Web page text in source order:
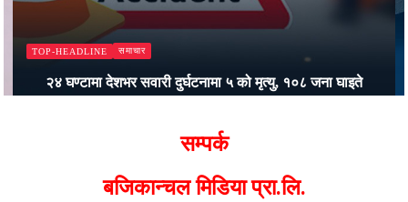
TOP-HEADLINE समाचार
२४ घण्टामा देशभर सवारी दुर्घटनामा ५ को मृत्यु, १०८ जना घाइते
सम्पर्क
बजिकान्चल मिडिया प्रा.लि.